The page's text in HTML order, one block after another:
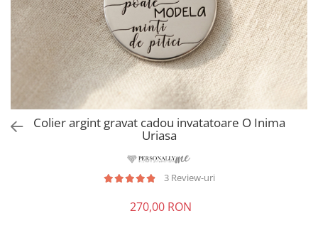
Colier argint gravat cadou invatatoare O Inima
Uriasa
3 Review-uri
270,00 RON